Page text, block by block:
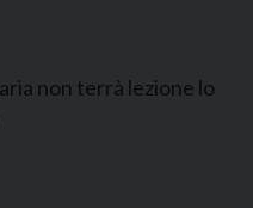
non terrà lezione lo